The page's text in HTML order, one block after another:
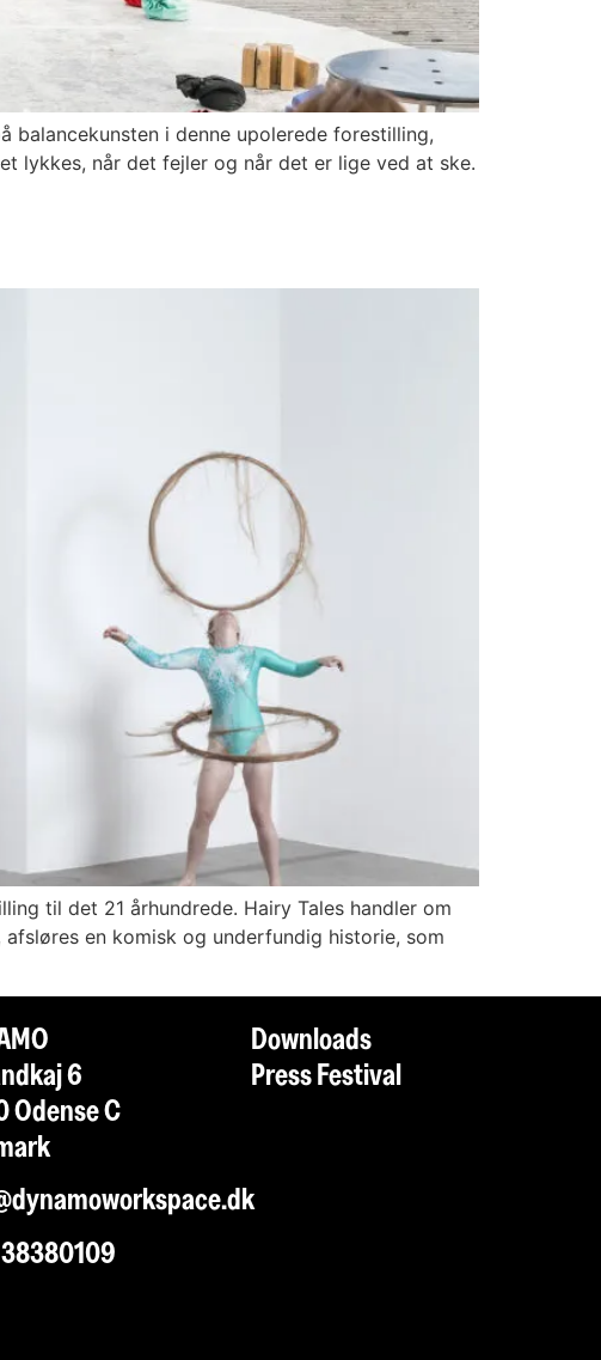
i denne upolerede forestilling,
lykkes, når det fejler og når det er lige ved at ske.
til det 21 århundrede. Hairy Tales handler om
en komisk og underfundig historie, som
6
Odense C
Downloads
Press Festival